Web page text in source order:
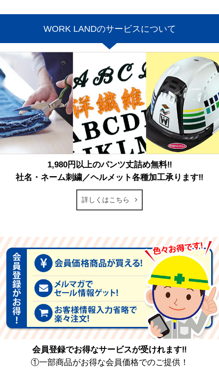
WORK LANDのサービスについて
1,980円以上のパンツ丈詰め無料‼
社名・ネーム刺繍／ヘルメット各種加工承ります‼
詳しくはこちら
会員登録でお得なサービスが受けれます‼
①一部商品がお得な会員価格でのご提供！